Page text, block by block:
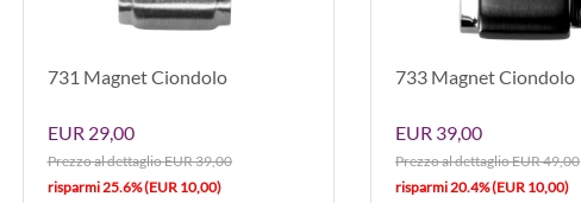
731 Magnet Ciondolo
EUR 29,00
Prezzo al dettaglio EUR 39,00
risparmi 25.6% (EUR 10,00)
733 Magnet Ciondolo
EUR 39,00
Prezzo al dettaglio EUR 49,00
risparmi 20.4% (EUR 10,00)